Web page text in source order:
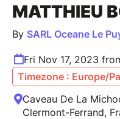
MATTHIEU
By SARL Oceane Le
Fri Nov 17, 2023
Timezone : Europe/
Caveau De La
Clermont-Ferrand,